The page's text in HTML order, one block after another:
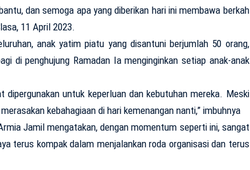
dan semoga apa yang diberikan hari ini membawa berkah
11 April 2023.
anak yatim piatu yang disantuni berjumlah 50 orang,
di penghujung Ramadan Ia menginginkan setiap anak-anak
dipergunakan untuk keperluan dan kebutuhan mereka. Meski
kebahagiaan di hari kemenangan nanti,” imbuhnya
Jamil mengatakan, dengan momentum seperti ini, sangat
terus kompak dalam menjalankan roda organisasi dan terus